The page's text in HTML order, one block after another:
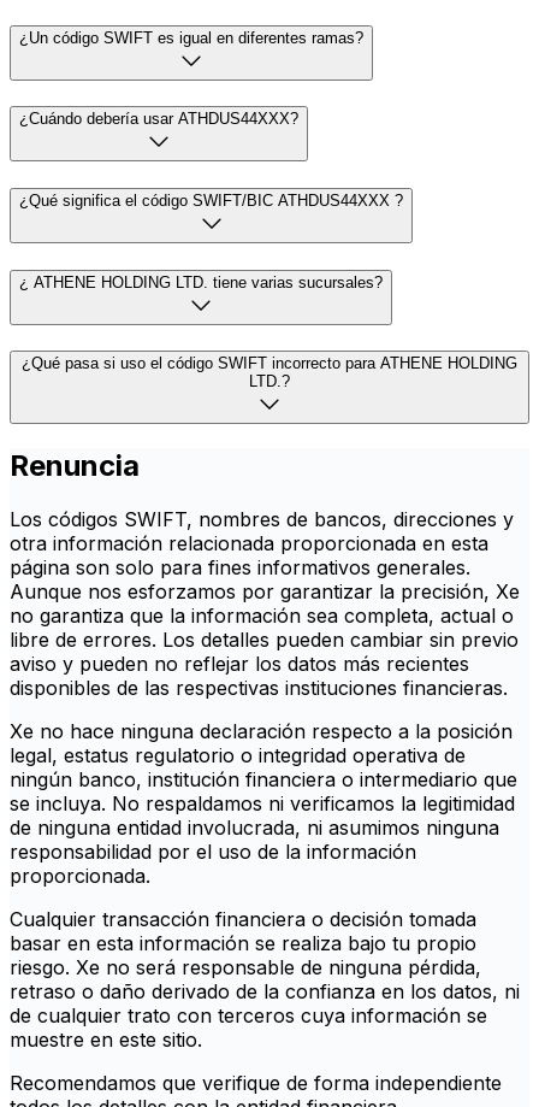
¿Un código SWIFT es igual en diferentes ramas?
¿Cuándo debería usar ATHDUS44XXX?
¿Qué significa el código SWIFT/BIC ATHDUS44XXX ?
¿ ATHENE HOLDING LTD. tiene varias sucursales?
¿Qué pasa si uso el código SWIFT incorrecto para ATHENE HOLDING
LTD.?
Renuncia
Los códigos SWIFT, nombres de bancos, direcciones y
otra información relacionada proporcionada en esta
página son solo para fines informativos generales.
Aunque nos esforzamos por garantizar la precisión, Xe
no garantiza que la información sea completa, actual o
libre de errores. Los detalles pueden cambiar sin previo
aviso y pueden no reflejar los datos más recientes
disponibles de las respectivas instituciones financieras.
Xe no hace ninguna declaración respecto a la posición
legal, estatus regulatorio o integridad operativa de
ningún banco, institución financiera o intermediario que
se incluya. No respaldamos ni verificamos la legitimidad
de ninguna entidad involucrada, ni asumimos ninguna
responsabilidad por el uso de la información
proporcionada.
Cualquier transacción financiera o decisión tomada
basar en esta información se realiza bajo tu propio
riesgo. Xe no será responsable de ninguna pérdida,
retraso o daño derivado de la confianza en los datos, ni
de cualquier trato con terceros cuya información se
muestre en este sitio.
Recomendamos que verifique de forma independiente